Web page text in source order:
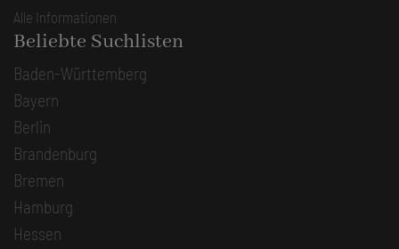
Alle Informationen
Beliebte Suchlisten
Baden-Württemberg
Bayern
Berlin
Brandenburg
Bremen
Hamburg
Hessen